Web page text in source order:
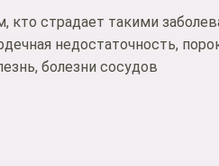
кто страдает такими
недостаточность,
болезни сосудов